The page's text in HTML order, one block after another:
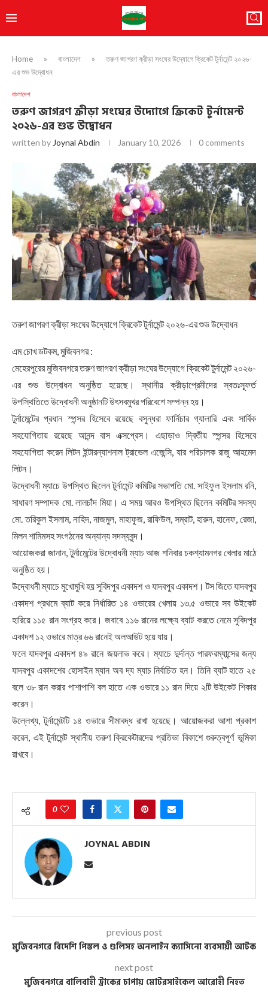
Home » বাংলাদেশ »
তরুণ জাগরণ ক্রীড়া সংঘের উদ্যোগে ক্রিকেট টুর্নামেন্ট ২০২৬-
এর শুভ উদ্বোধন
বাংলাদেশ
তরুণ জাগরণ ক্রীড়া সংঘের উদ্যোগে ক্রিকেট টুর্নামেন্ট
২০২৬-এর শুভ উদ্বোধন
written by Joynal Abdin January 10, 2026 0 comments
তরুণ জাগরণ ক্রীড়া সংঘের উদ্যোগে ক্রিকেট টুর্নামেন্ট ২০২৬-এর শুভ উদ্বোধন
এম চোখ ডটকম, মুজিবনগর :
মেহেরপুরের মুজিবনগরে তরুণ জাগরণ ক্রীড়া সংঘের উদ্যোগে ক্রিকেট টুর্নামেন্ট ২০২৬-
এর শুভ উদ্বোধন অনুষ্ঠিত হয়েছে। স্থানীয় ক্রীড়াপ্রেমীদের স্বতঃস্ফূর্ত
উপস্থিতিতে উদ্বোধনী অনুষ্ঠানটি উৎসবমুখর পরিবেশে সম্পন্ন হয়।
টুর্নামেন্টের প্রধান স্পন্সর হিসেবে রয়েছে বসুন্ধরা ফার্নিচার গ্যালারি এবং সার্বিক
সহযোগিতায় রয়েছে আনন্দ বাস এক্সপ্রেস। এছাড়াও দ্বিতীয় স্পন্সর হিসেবে
সহযোগিতা করেন লিটন ইন্টারন্যাশনাল ট্রাভেল এজেন্সি, যার পরিচালক রাজু আহমেদ
লিটন।
উদ্বোধনী ম্যাচে উপস্থিত ছিলেন টুর্নামেন্ট কমিটির সভাপতি মো. সাইফুল ইসলাম রনি,
সাধারণ সম্পাদক মো. লালচাঁদ মিয়া। এ সময় আরও উপস্থিত ছিলেন কমিটির সদস্য
মো. তরিকুল ইসলাম, নাহিদ, নাজমুল, মাহাফুজ, রাফিউল, সম্রাট, হারুন, হানেফ, রেজা,
মিলন শামিমসহ সংগঠনের অন্যান্য সদস্যবৃন্দ।
আয়োজকরা জানান, টুর্নামেন্টের উদ্বোধনী ম্যাচ আজ শনিবার চকশ্যামনগর খেলার মাঠে
অনুষ্ঠিত হয়।
উদ্বোধনী ম্যাচে মুখোমুখি হয় সুবিদপুর একাদশ ও যাদবপুর একাদশ। টস জিতে যাদবপুর
একাদশ প্রথমে ব্যাট করে নির্ধারিত ১৪ ওভারের খেলায় ১৩.৫ ওভারে সব উইকেট
হারিয়ে ১১৫ রান সংগ্রহ করে। জবাবে ১১৬ রানের লক্ষ্যে ব্যাট করতে নেমে সুবিদপুর
একাদশ ১২ ওভারে মাত্র ৬৬ রানেই অলআউট হয়ে যায়।
ফলে যাদবপুর একাদশ ৪৯ রানে জয়লাভ করে। ম্যাচে দুর্দান্ত পারফরম্যান্সের জন্য
যাদবপুর একাদশের হোসাইন ম্যান অব দ্য ম্যাচ নির্বাচিত হন। তিনি ব্যাট হাতে ২৫
বলে ৩৮ রান করার পাশাপাশি বল হাতে এক ওভারে ১১ রান দিয়ে ২টি উইকেট শিকার
করেন।
উল্লেখ্য, টুর্নামেন্টটি ১৪ ওভারে সীমাবদ্ধ রাখা হয়েছে। আয়োজকরা আশা প্রকাশ
করেন, এই টুর্নামেন্ট স্থানীয় তরুণ ক্রিকেটারদের প্রতিভা বিকাশে গুরুত্বপূর্ণ ভূমিকা
রাখবে।
0
JOYNAL ABDIN
previous post
মুজিবনগরে বিদেশি পিস্তল ও গুলিসহ অনলাইন ক্যাসিনো ব্যবসায়ী আটক
next post
মুজিবনগরে বালিবাহী ট্রাকের চাপায় মোটরসাইকেল আরোহী নিহত